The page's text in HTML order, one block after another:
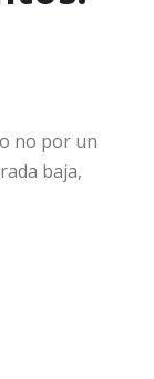
no por un
baja,